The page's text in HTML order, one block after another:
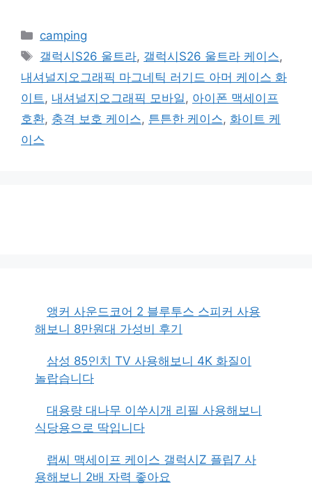
카
테
리
camping
태
그
갤럭시S26 울트라, 갤럭시S26 울트라 케이스,
내셔널지오그래픽 마그네틱 러기드 아머 케이스 화
이트 , 내셔널지오그래픽 모바일 , 아이폰 맥세이프
호환, 충격 보호 케이스, 튼튼한 케이스, 화이트 케
이스
앵커 사운드코어 2 블루투스 스피커 사용
해보니 8만원대 가성비 후기
삼성 85인치 TV 사용해보니 4K 화질이
놀랍습니다
대용량 대나무 이쑤시개 리필 사용해보니
식당용으로 딱입니다
랩씨 맥세이프 케이스 갤럭시Z 플립7 사
용해보니 2배 자력 좋아요